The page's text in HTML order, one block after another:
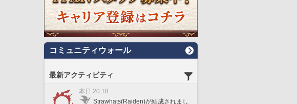
コミュニティウォール
最新アクティビティ
本日 20:18
Strawhats(Raiden)が結成されまし